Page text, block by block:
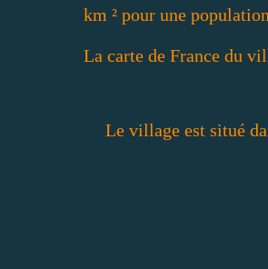
km ² pour une
La carte de France du
Le village est situé